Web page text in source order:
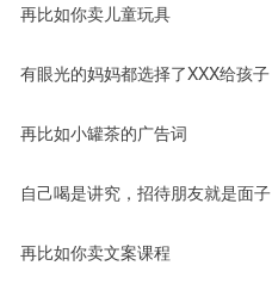
再比如你卖儿童玩具
有眼光的妈妈都选择了XXX给孩子
再比如小罐茶的广告词
自己喝是讲究，招待朋友就是面子
再比如你卖文案课程